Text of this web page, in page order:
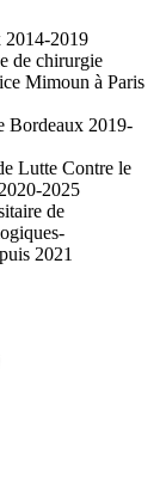
2014-2019
de chirurgie
Mimoun à Paris
Bordeaux 2019-
Lutte Contre le
2025
de
2021